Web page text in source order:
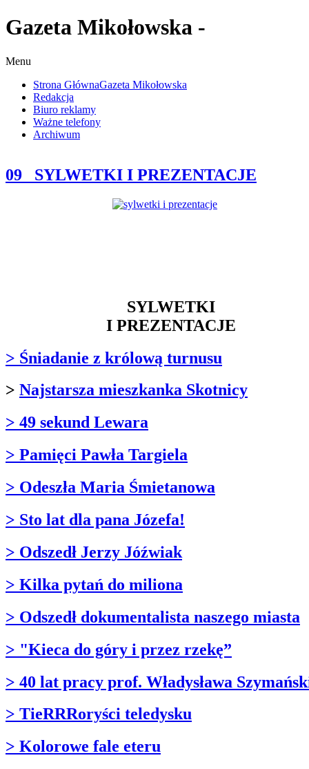
Gazeta Mikołowska -
Menu
Strona GłównaGazeta Mikołowska
Redakcja
Biuro reklamy
Ważne telefony
Archiwum
09_ SYLWETKI I PREZENTACJE
SYLWETKI
I PREZENTACJE
> Śniadanie z królową turnusu
> Najstarsza mieszkanka Skotnicy
> 49 sekund Lewara
> Pamięci Pawła Targiela
> Odeszła Maria Śmietanowa
> Sto lat dla pana Józefa!
> Odszedł Jerzy Jóźwiak
> Kilka pytań do miliona
> Odszedł dokumentalista naszego miasta
> "Kieca do góry i przez rzekę”
> 40 lat pracy prof. Władysława
> TieRRRoryści teledysku
> Kolorowe fale eteru